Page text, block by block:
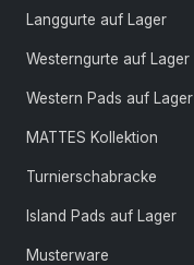
Langgurte auf Lager
Westerngurte auf Lager
Western Pads auf Lager
MATTES Kollektion
Turnierschabracke
Island Pads auf Lager
Musterware